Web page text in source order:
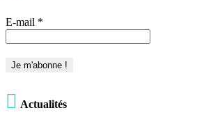
E-mail *
 Actualités